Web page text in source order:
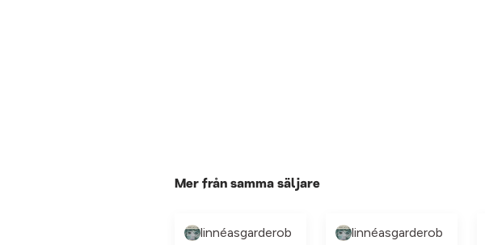
Mer från samma säljare
linnéasgarderob linnéasgarderob